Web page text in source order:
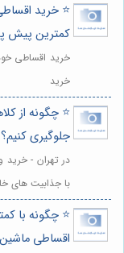
⭐️ خرید
کمترین پیش
خرید اقساطی
خرید
⭐️ چگونه از
جلوگیری
در تهران - خرید
با جذابیت های
⭐️ چگونه با
اقساطی